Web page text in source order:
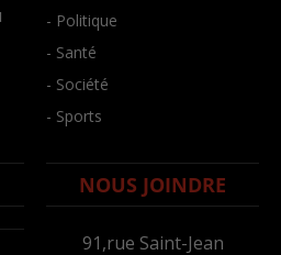
- Politique
- Santé
- Société
- Sports
NOUS JOINDRE
91,rue Saint-Jean